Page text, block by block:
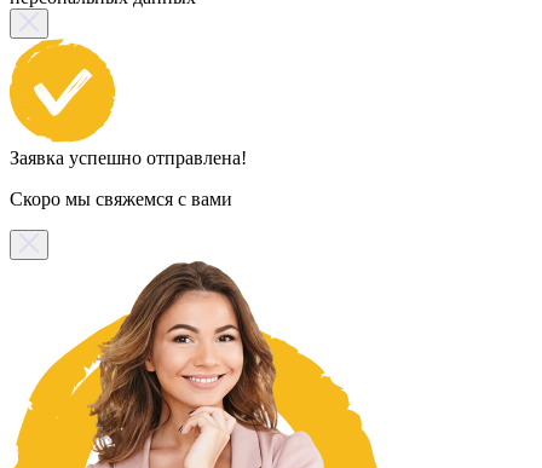
Заявка успешно отправлена!
Скоро мы свяжемся с вами